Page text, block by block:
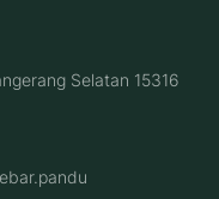
Selatan 15316